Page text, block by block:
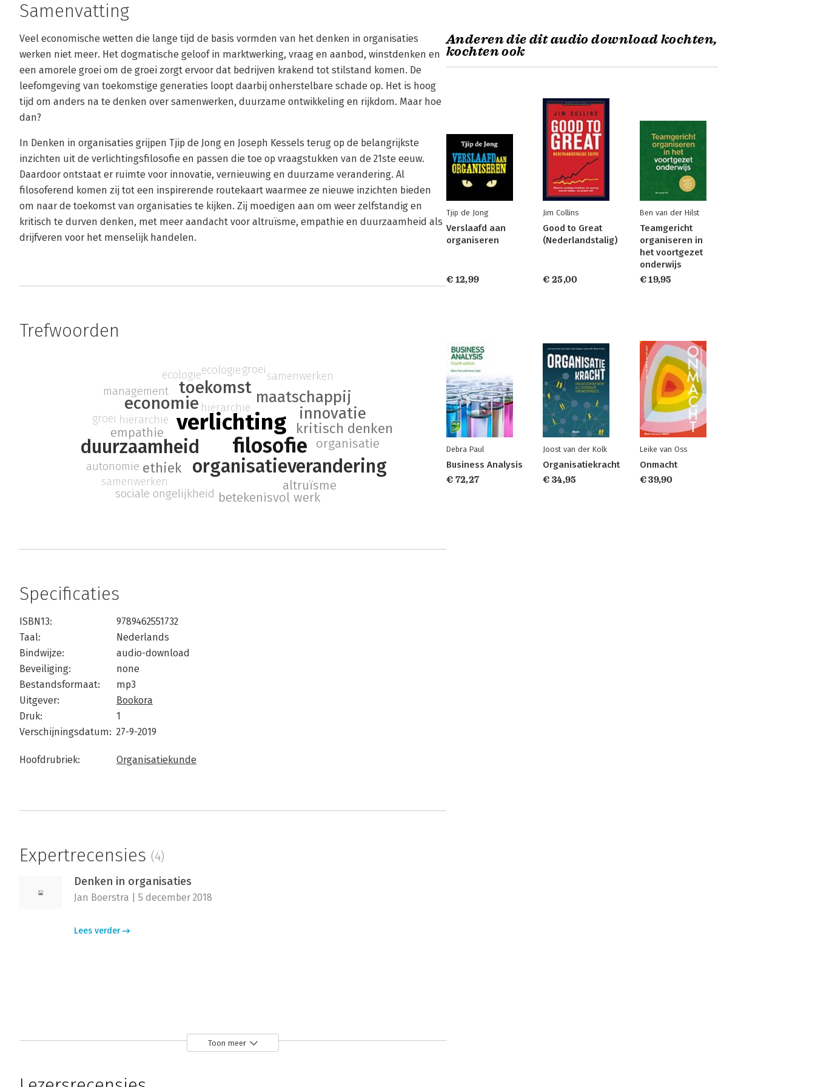
Samenvatting
Veel economische wetten die lange tijd de basis vormden van het denken in organisaties
werken niet meer. Het dogmatische geloof in marktwerking, vraag en aanbod, winstdenken en
een amorele groei om de groei zorgt ervoor dat bedrijven krakend tot stilstand komen. De
leefomgeving van toekomstige generaties loopt daarbij onherstelbare schade op. Het is hoog
tijd om anders na te denken over samenwerken, duurzame ontwikkeling en rijkdom. Maar hoe
dan?
In Denken in organisaties grijpen Tjip de Jong en Joseph Kessels terug op de belangrijkste
inzichten uit de verlichtingsfilosofie en passen die toe op vraagstukken van de 21ste eeuw.
Daardoor ontstaat er ruimte voor innovatie, vernieuwing en duurzame verandering. Al
filosoferend komen zij tot een inspirerende routekaart waarmee ze nieuwe inzichten bieden
om naar de toekomst van organisaties te kijken. Zij moedigen aan om weer zelfstandig en
kritisch te durven denken, met meer aandacht voor altruïsme, empathie en duurzaamheid als
drijfveren voor het menselijk handelen.
Trefwoorden
verlichting
filosofie
organisatieverandering
duurzaamheid
economie
toekomst maatschappij
innovatie
ethiek
kritisch denken
empathie
organisatie
altruïsme
betekenisvol werk
sociale ongelijkheid
autonomie
management
ecologie
hiërarchie
groei
samenwerken
ecologie
hiërarchie
groeisamenwerken
Specificaties
ISBN13:
9789462551732
Taal:
Nederlands
Bindwijze:
audio-download
Beveiliging:
none
Bestandsformaat:
mp3
Uitgever:
Bookora
Druk:
1
Verschijningsdatum: 27-9-2019
Hoofdrubriek: Organisatiekunde
Expertrecensies (4)
Denken in organisaties
Jan Boerstra | 5 december 2018
Lees verder
Peter de Roode | 2 juli 2018
gebracht maar brengt ons niet meer verder. Hoe kunnen organisaties en hun
Toon meer
Anderen die dit audio download kochten,
kochten ook
Tjip de Jong
Verslaafd aan
organiseren
€ 12,99
Jim Collins
Good to Great
(Nederlandstalig)
€ 25,00
Ben van der Hilst
Teamgericht
organiseren in
het voortgezet
onderwijs
€ 19,95
Debra Paul
Business Analysis
€ 72,27
Joost van der Kolk
Organisatiekracht
€ 34,95
Leike van Oss
Onmacht
€ 39,90